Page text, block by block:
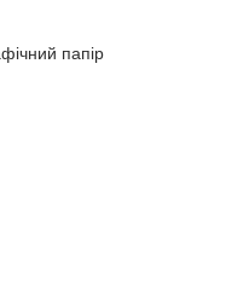
папір